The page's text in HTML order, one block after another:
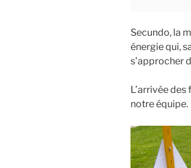
Secundo, la
énergie qui,
s’approcher
L’arrivée
notre équipe.